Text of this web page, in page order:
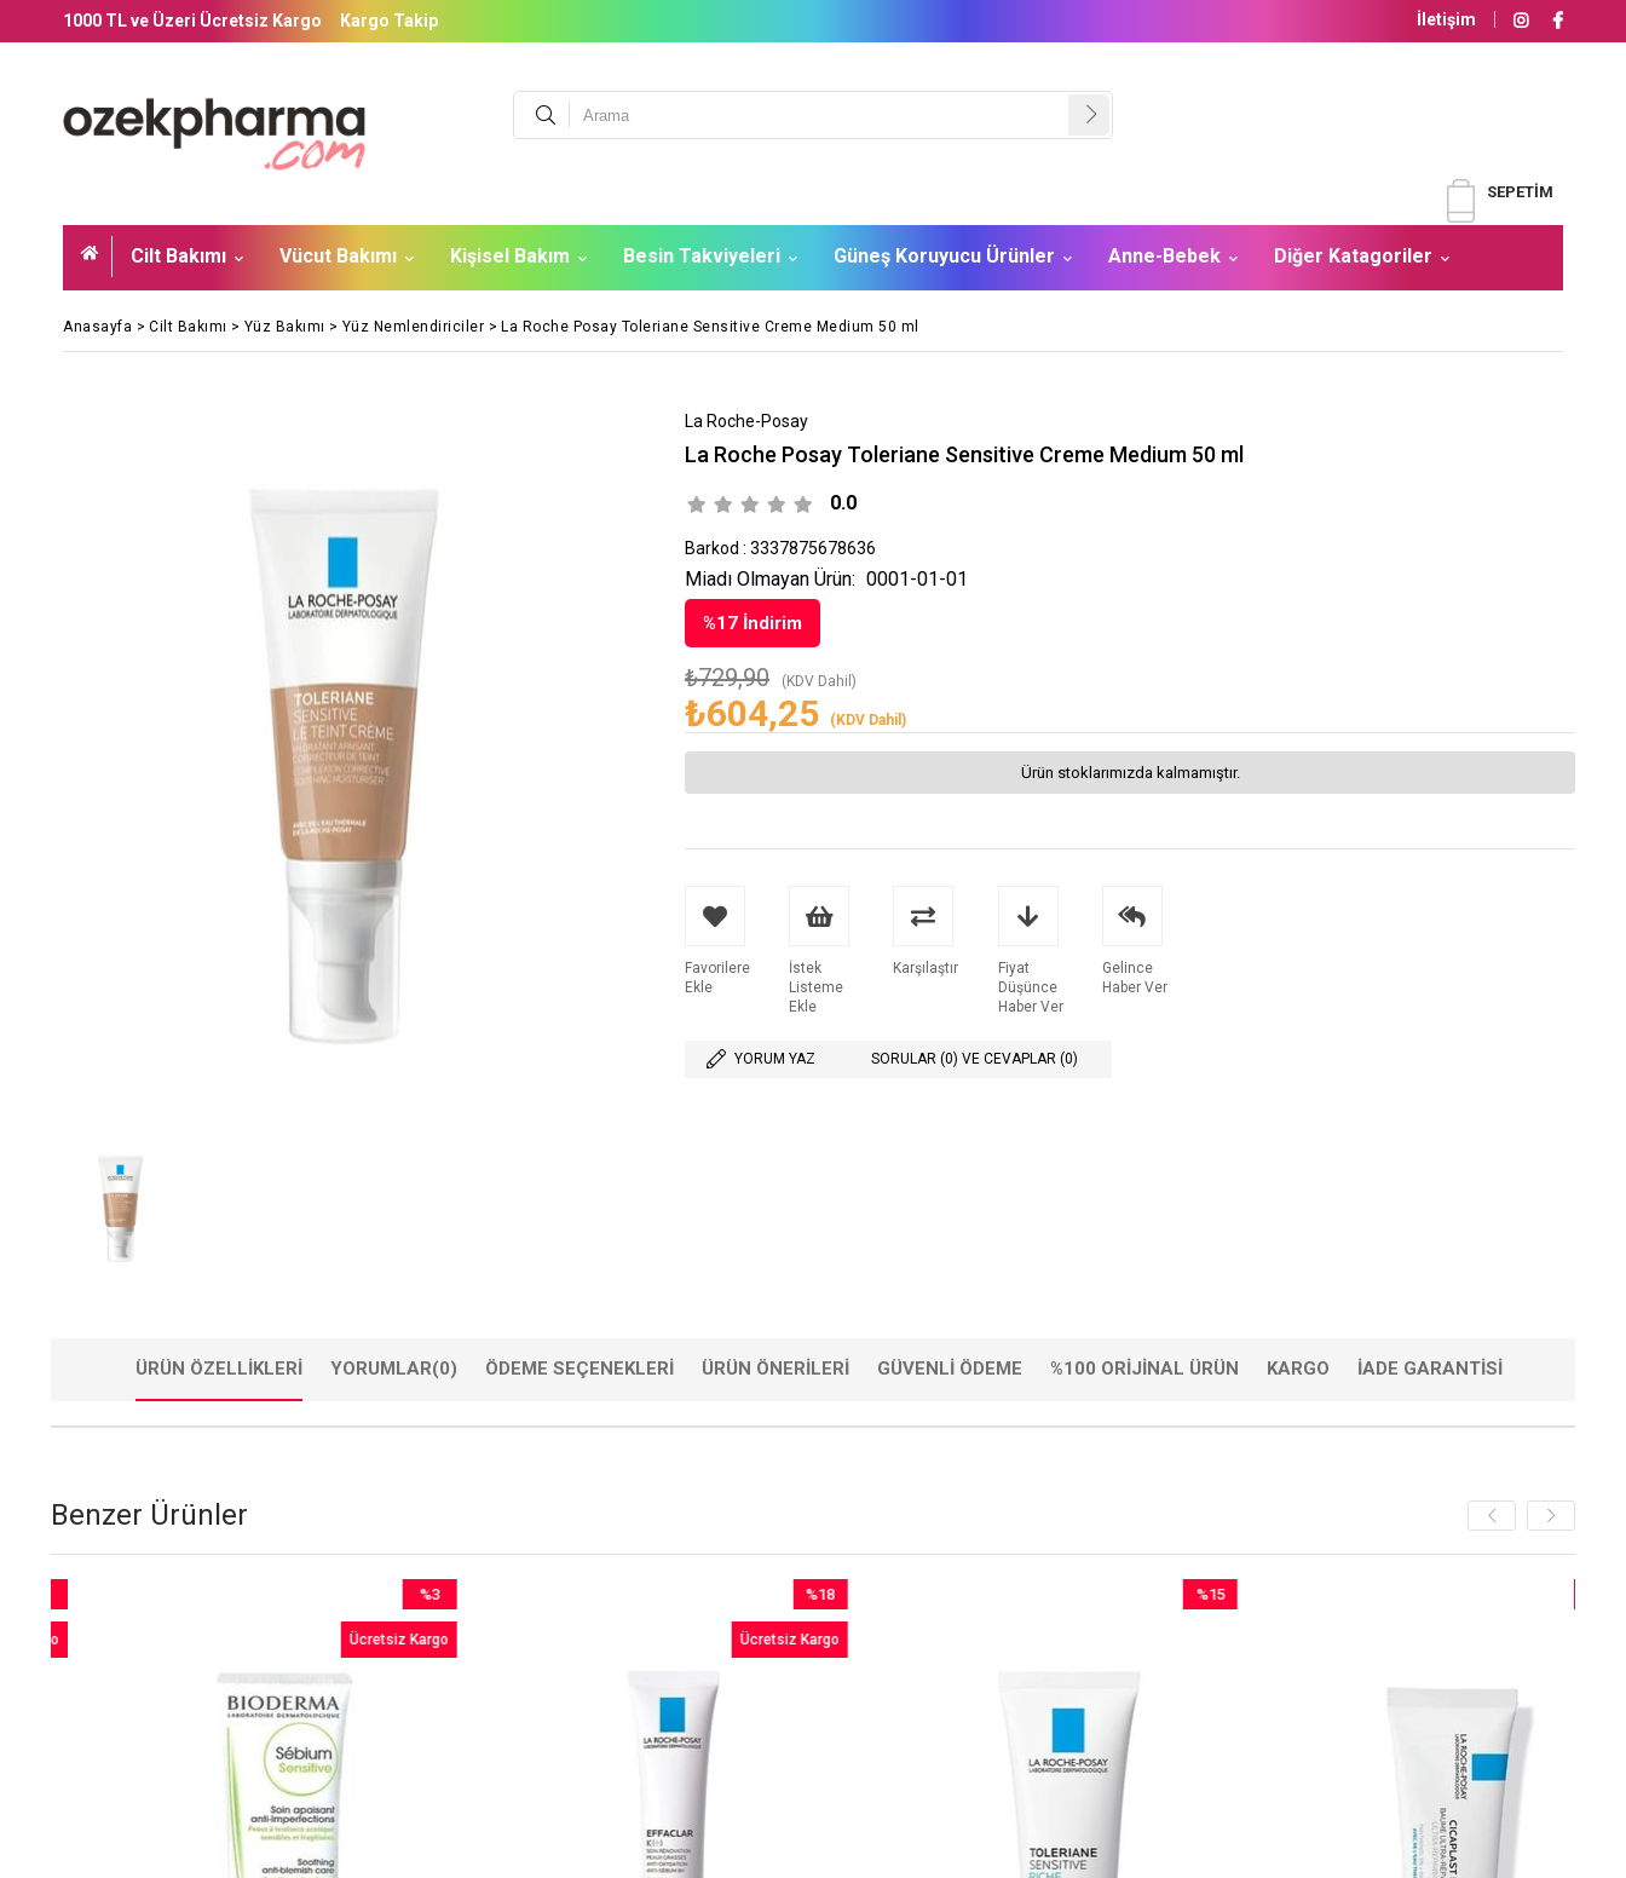
1000 TL ve Üzeri Ücretsiz Kargo Kargo Takip İletişim
SEPETIM
Cilt Bakımı Vücut Bakımı Kişisel Bakım Besin Takviyeleri Güneş Koruyucu Ürünler Anne-Bebek Diğer Katagoriler
Anasayfa > Cilt Bakımı > Yüz Bakımı > Yüz Nemlendiriciler > La Roche Posay Toleriane Sensitive Creme Medium 50 ml
La Roche-Posay
La Roche Posay Toleriane Sensitive Creme Medium 50 ml
0.0
Barkod : 3337875678636
%17 İndirim
₺729,90 (KDV Dahil)
₺604,25 (KDV Dahil)
Miadı Olmayan Ürün: 0001-01-01
Ürün stoklarımızda kalmamıştır.
Favorilere
Ekle
İstek
Listeme
Ekle
Karşılaştır
Fiyat
Düşünce
Haber Ver
Gelince
Haber Ver
YORUM YAZ SORULAR (0) VE CEVAPLAR (0)
ÜRÜN ÖZELLIKLERI YORUMLAR(0) ÖDEME SEÇENEKLERI ÜRÜN ÖNERILERI GÜVENLI ÖDEME %100 ORIJINAL ÜRÜN KARGO İADE GARANTISI
Benzer Ürünler
İndirim
%3İndirim
Ücretsiz Kargo
İndirim
%18İndirim
Ücretsiz Kargo